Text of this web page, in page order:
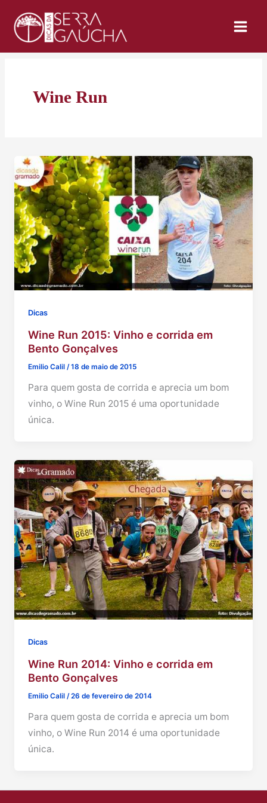
para
conteúdo
Wine Run
Dicas
Wine Run 2015: Vinho e corrida em
Bento Gonçalves
Emilio Calil/18 de maio de 2015
Para quem gosta de corrida e aprecia um bom
vinho, o Wine Run 2015 é uma oportunidade
única.
Dicas
Wine Run 2014: Vinho e corrida em
Bento Gonçalves
Emilio Calil/26 de fevereiro de 2014
Para quem gosta de corrida e aprecia um bom
vinho, o Wine Run 2014 é uma oportunidade
única.